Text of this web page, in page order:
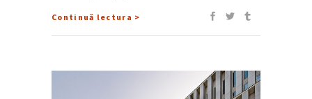
Continuă lectura >